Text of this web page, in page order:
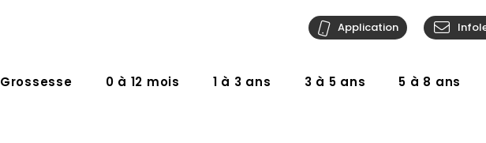
Grossesse 0 à 12 mois 1 à 3 ans 3 à 5 ans 5 à 8 ans
Application